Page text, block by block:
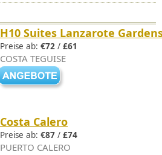
H10 Suites Lanzarote
Preise ab: €72 / £61
COSTA TEGUISE
Costa Calero
Preise ab: €87 / £74
PUERTO CALERO